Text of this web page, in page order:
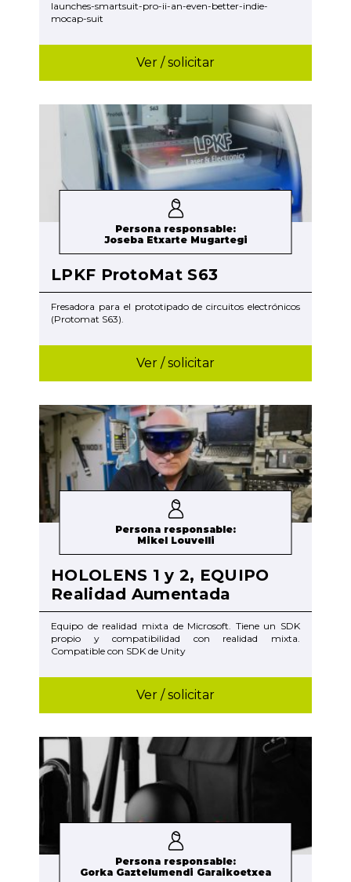
launches-smartsuit-pro-ii-an-even-better-indie-
mocap-suit
Ver / solicitar
Persona responsable:
Joseba Etxarte Mugartegi
LPKF ProtoMat S63
Fresadora para el prototipado de circuitos electrónicos
(Protomat S63).
Ver / solicitar
Persona responsable:
Mikel Louvelli
HOLOLENS 1 y 2, EQUIPO
Realidad Aumentada
Equipo de realidad mixta de Microsoft. Tiene un SDK
propio y compatibilidad con realidad mixta.
Compatible con SDK de Unity
Ver / solicitar
Persona responsable:
Gorka Gaztelumendi Garaikoetxea